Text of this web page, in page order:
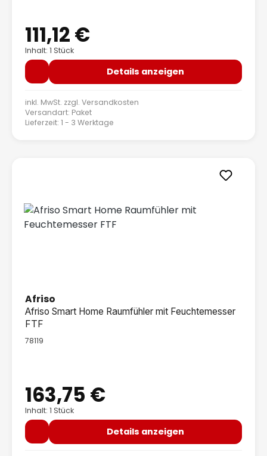
Regulärer Preis:
111,12 €
Inhalt: 1 Stück
Details anzeigen
inkl. MwSt. zzgl. Versandkosten
Versandart: Paket
Lieferzeit: 1 - 3 Werktage
Afriso
Afriso Smart Home Raumfühler mit Feuchtemesser
FTF
78119
Regulärer Preis:
163,75 €
Inhalt: 1 Stück
Details anzeigen